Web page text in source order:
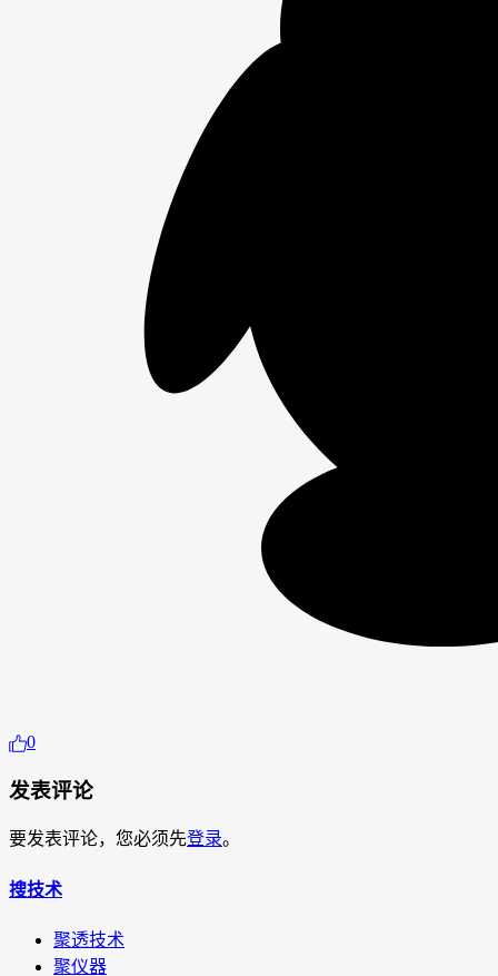
0
发表评论
要发表评论，您必须先登录。
搜技术
聚透技术
聚仪器